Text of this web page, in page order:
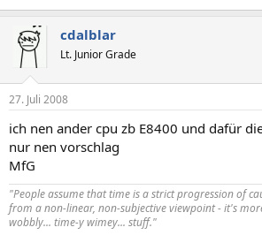
cdalblar
Lt. Junior Grade
27. Juli 2008
ich nen ander cpu zb E8400 und dafür
nur nen vorschlag
MfG
"People assume that time is a strict progression of
from a non-linear, non-subjective viewpoint - it's
wobbly... time-y wimey... stuff."